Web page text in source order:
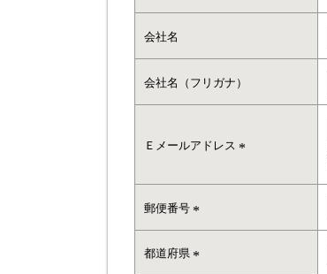
須
会社名
会社名（フリガナ）
Ｅメールアドレス
必
郵便番号
(
都道府県